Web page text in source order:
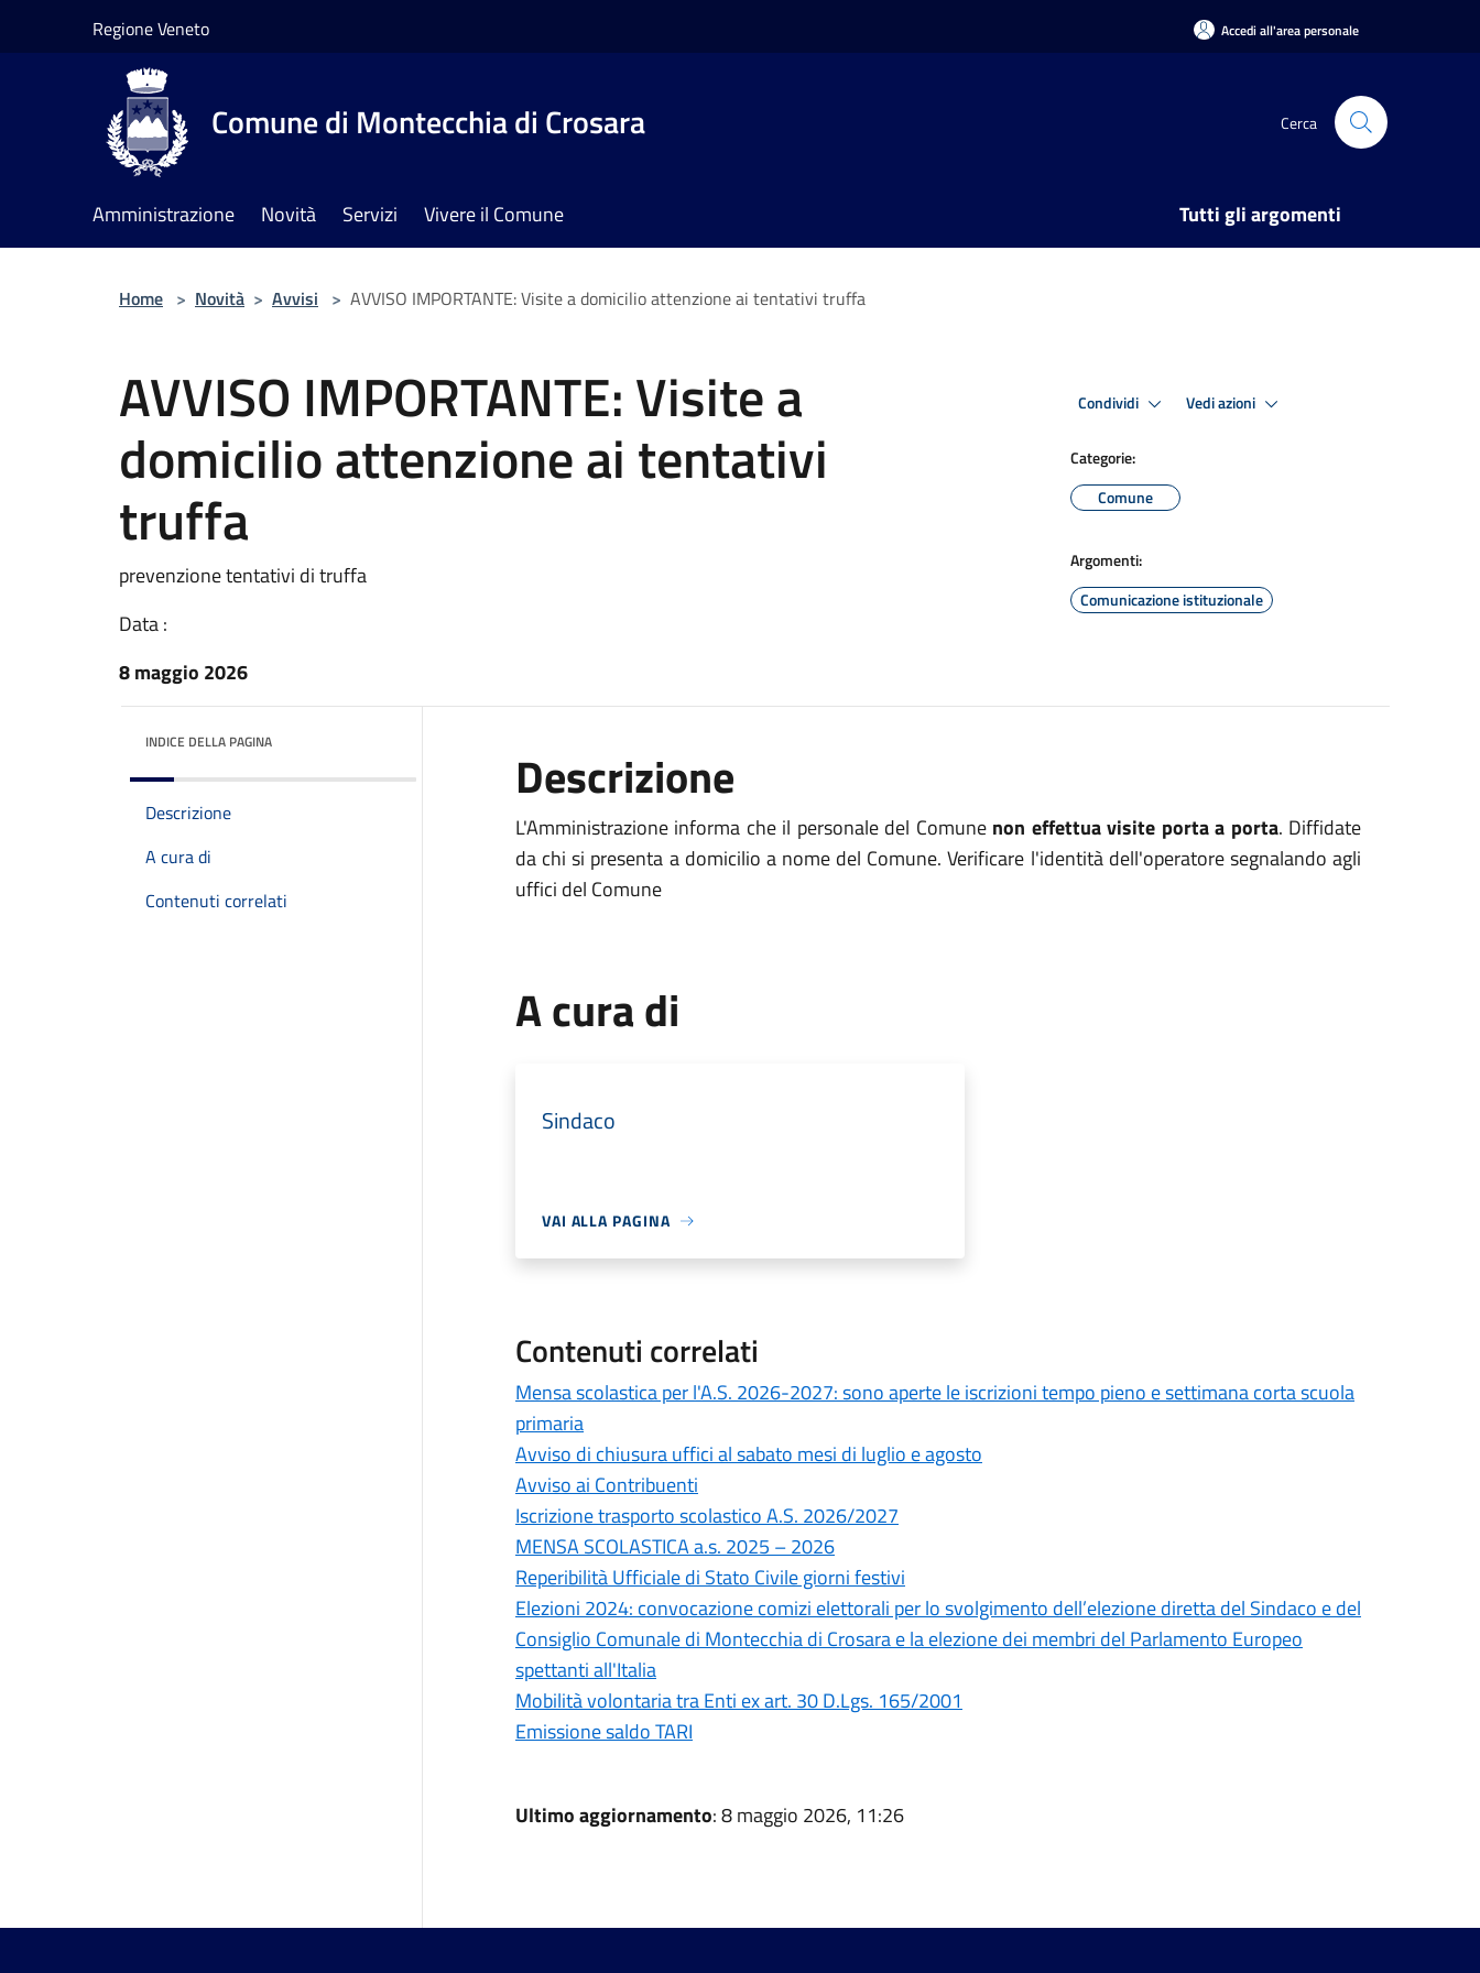
Regione Veneto Accedi all'area personale
Comune di Montecchia di Crosara Cerca
Amministrazione Novità Servizi Vivere il Comune Tutti gli argomenti
Home > Novità > Avvisi > AVVISO IMPORTANTE: Visite a domicilio attenzione ai tentativi truffa
AVVISO IMPORTANTE: Visite a
domicilio attenzione ai tentativi
truffa
prevenzione tentativi di truffa
Data :
8 maggio 2026
Condividi Vedi azioni
Categorie:
Comune
Argomenti:
Comunicazione istituzionale
INDICE DELLA PAGINA
Descrizione
A cura di
Contenuti correlati
Descrizione
L'Amministrazione informa che il personale del Comune non effettua visite porta a porta. Diffidate
da chi si presenta a domicilio a nome del Comune. Verificare l'identità dell'operatore segnalando agli
uffici del Comune
A cura di
Sindaco
VAI ALLA PAGINA
Contenuti correlati
Mensa scolastica per l'A.S. 2026-2027: sono aperte le iscrizioni tempo pieno e settimana corta scuola
primaria
Avviso di chiusura uffici al sabato mesi di luglio e agosto
Avviso ai Contribuenti
Iscrizione trasporto scolastico A.S. 2026/2027
MENSA SCOLASTICA a.s. 2025 – 2026
Reperibilità Ufficiale di Stato Civile giorni festivi
Elezioni 2024: convocazione comizi elettorali per lo svolgimento dell’elezione diretta del Sindaco e del
Consiglio Comunale di Montecchia di Crosara e la elezione dei membri del Parlamento Europeo
spettanti all'Italia
Mobilità volontaria tra Enti ex art. 30 D.Lgs. 165/2001
Emissione saldo TARI
Ultimo aggiornamento: 8 maggio 2026, 11:26